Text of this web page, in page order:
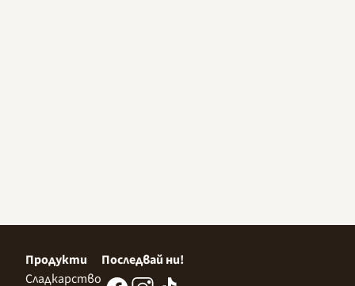
Продукти
Сладкарство
Последвай ни!